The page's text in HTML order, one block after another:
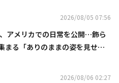
2026/08/05 07:56
アメリカでの日常を公開…飾ら
まる「ありのままの姿を見せた
2026/08/06 02:27